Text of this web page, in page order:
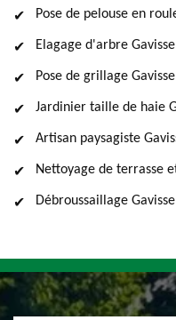
Pose de pelouse en
Elagage d'arbre Gavisse
Pose de grillage Gavisse
Jardinier taille de haie
Artisan paysagiste
Nettoyage de terrasse
Débroussaillage Gavisse